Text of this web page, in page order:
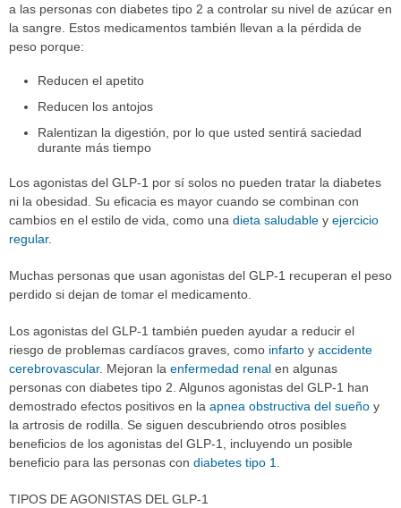
a las personas con diabetes tipo 2 a controlar su nivel de azúcar en
la sangre. Estos medicamentos también llevan a la pérdida de
peso porque:
Reducen el apetito
Reducen los antojos
Ralentizan la digestión, por lo que usted sentirá saciedad
durante más tiempo
Los agonistas del GLP-1 por sí solos no pueden tratar la diabetes
ni la obesidad. Su eficacia es mayor cuando se combinan con
cambios en el estilo de vida, como una dieta saludable y ejercicio
regular.
Muchas personas que usan agonistas del GLP-1 recuperan el peso
perdido si dejan de tomar el medicamento.
Los agonistas del GLP-1 también pueden ayudar a reducir el
riesgo de problemas cardíacos graves, como infarto y accidente
cerebrovascular. Mejoran la enfermedad renal en algunas
personas con diabetes tipo 2. Algunos agonistas del GLP-1 han
demostrado efectos positivos en la apnea obstructiva del sueño y
la artrosis de rodilla. Se siguen descubriendo otros posibles
beneficios de los agonistas del GLP-1, incluyendo un posible
beneficio para las personas con diabetes tipo 1.
TIPOS DE AGONISTAS DEL GLP-1